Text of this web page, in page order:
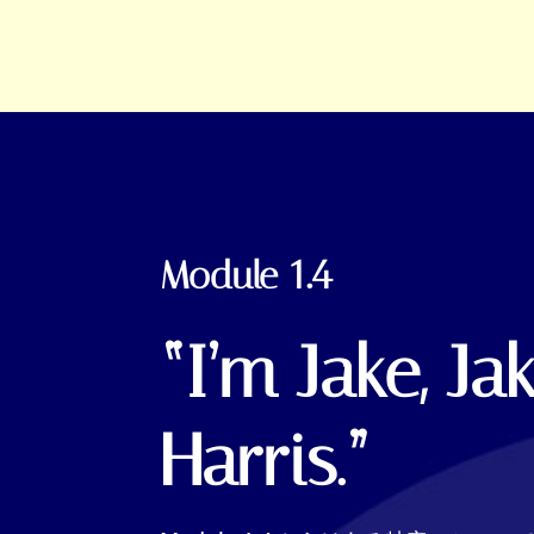
Module 1.4
“I’m Jake,
Harris.”